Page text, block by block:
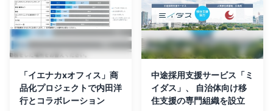
「イエナカxオフィス」商
品化プロジェクトで内田洋
行とコラボレーション
中途採⽤⽀援サービス「ミ
イダス」、 ⾃治体向け移
住⽀援の専⾨組織を設⽴